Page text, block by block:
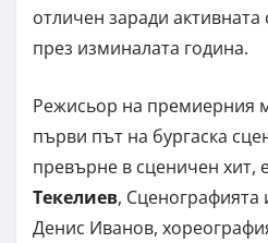
отличен заради
през изминалата година.
Режисьор на премиерния
първи път на бургаска
превърне в сценичен хит,
Текелиев, Сценографията
Денис Иванов,